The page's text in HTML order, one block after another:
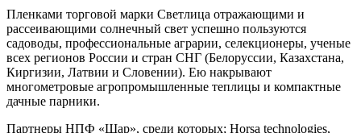
Пленками торговой марки Светлица отражающими и
рассеивающими солнечный свет успешно пользуются
садоводы, профессиональные аграрии, селекционеры, ученые
всех регионов России и стран СНГ (Белоруссии, Казахстана,
Киргизии, Латвии и Словении). Ею накрывают
многометровые агропромышленные теплицы и компактные
дачные парники.
Партнеры НПФ «Шар», среди которых; Horsа technologies,